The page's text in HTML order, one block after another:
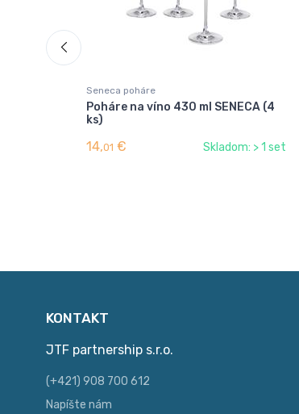
Seneca poháre
Poháre na víno 430 ml SENECA (4
ks)
14,01 € Skladom: > 1 set
KONTAKT
JTF partnership s.r.o.
(+421) 908 700 612
Napíšte nám